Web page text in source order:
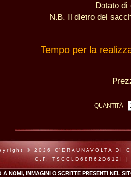
Dotato di
N.B. Il dietro del
Tempo per la
QUANTITÀ
© 2026 C'ERAUNAVOLTA
C.F. TSCCLD68R62D612I
A NOMI, IMMAGINI O SCRITTE PRESENTI NEL